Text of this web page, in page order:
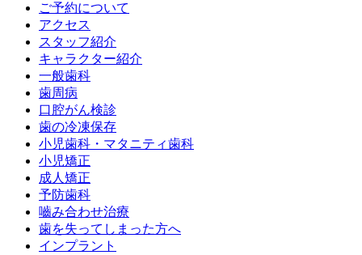
ご予約について
アクセス
スタッフ紹介
キャラクター紹介
一般歯科
歯周病
口腔がん検診
歯の冷凍保存
小児歯科・マタニティ歯科
小児矯正
成人矯正
予防歯科
嚙み合わせ治療
歯を失ってしまった方へ
インプラント